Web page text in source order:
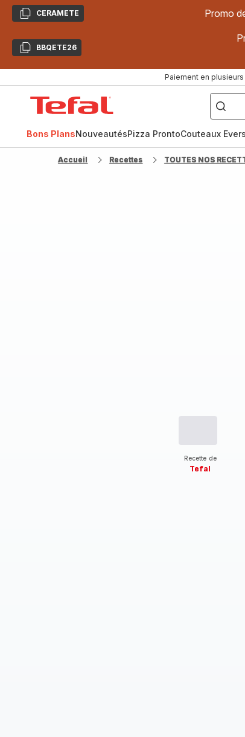
CopierCERAMETE Promo
CopierBBQETE26
Paiement en
["Poêles
inox,
Cake
Factory,
Bons PlansNouveautésPizza ProntoCouteaux
Accueil Recettes TOUTES NOS
Recette de
Tefal